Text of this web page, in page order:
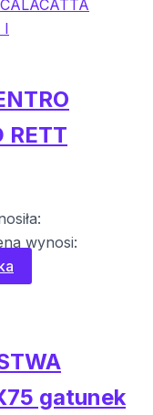
RETT
wynosi:
gatunek